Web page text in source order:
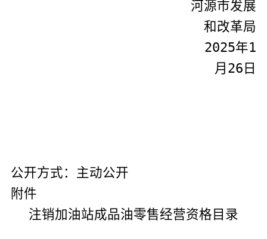
河源市发展
和改革局
2025年1
月 26 日
公开方式：主动公开
附件
注销加油站成品油零售经营资格目录